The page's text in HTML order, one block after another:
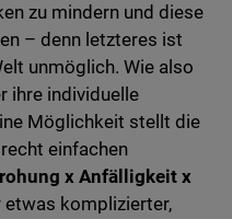
zu mindern und diese
– denn letzteres ist
unmöglich. Wie also
ihre individuelle
Möglichkeit stellt die
einfachen
x Anfälligkeit x
etwas komplizierter,